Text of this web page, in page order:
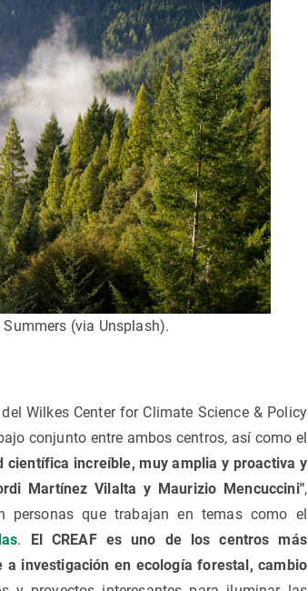
(via Unsplash).
Wilkes Center for Climate Science & Policy
conjunto entre ambos centros, así como el
científica increíble, muy amplia y proactiva y
Martínez Vilalta y Maurizio Mencuccini",
personas que trabajan en temas como el
.
El CREAF es uno de los centros más
investigación en ecología forestal, cambio